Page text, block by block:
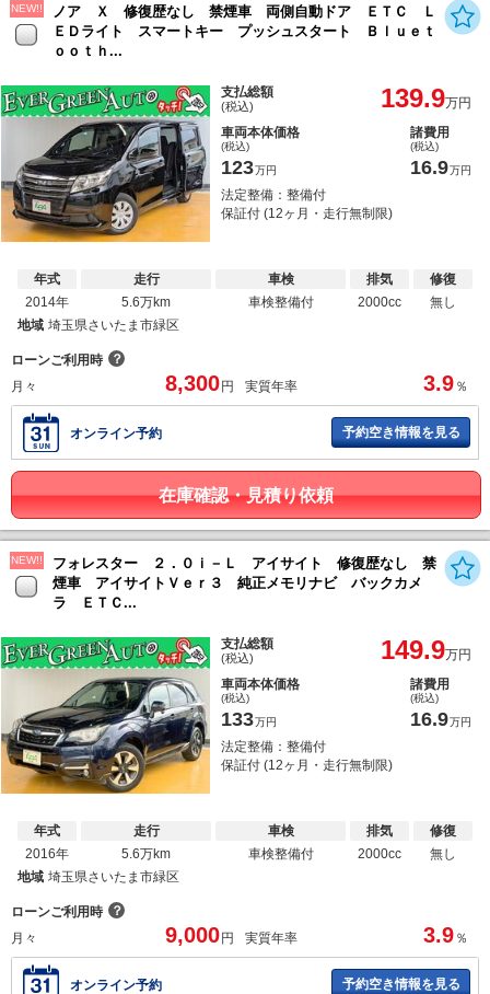
NEW!!
ノア Ｘ 修復歴なし 禁煙車 両側自動ドア ＥＴＣ Ｌ
ＥＤライト スマートキー プッシュスタート Ｂｌｕｅｔ
ｏｏｔｈ...
支払総額
(税込) 139.9万円
車両本体価格
(税込)
123万円
諸費用
(税込)
16.9万円
法定整備：整備付
保証付 (12ヶ月・走行無制限)
年式
2014年
走行
5.6万km
車検
車検整備付
排気
2000cc
修復
無し
地域 埼玉県さいたま市緑区
ローンご利用時 ？
月々
8,300円 実質年率 3.9 ％
オンライン予約 予約空き情報を見る
在庫確認・見積り依頼
NEW!!
フォレスター ２．０ｉ－Ｌ アイサイト 修復歴なし 禁
煙車 アイサイトＶｅｒ３ 純正メモリナビ バックカメ
ラ ＥＴＣ...
支払総額
(税込) 149.9万円
車両本体価格
(税込)
133万円
諸費用
(税込)
16.9万円
法定整備：整備付
保証付 (12ヶ月・走行無制限)
年式
2016年
走行
5.6万km
車検
車検整備付
排気
2000cc
修復
無し
地域 埼玉県さいたま市緑区
ローンご利用時 ？
月々
9,000 円 実質年率 3.9 ％
オンライン予約 予約空き情報を見る